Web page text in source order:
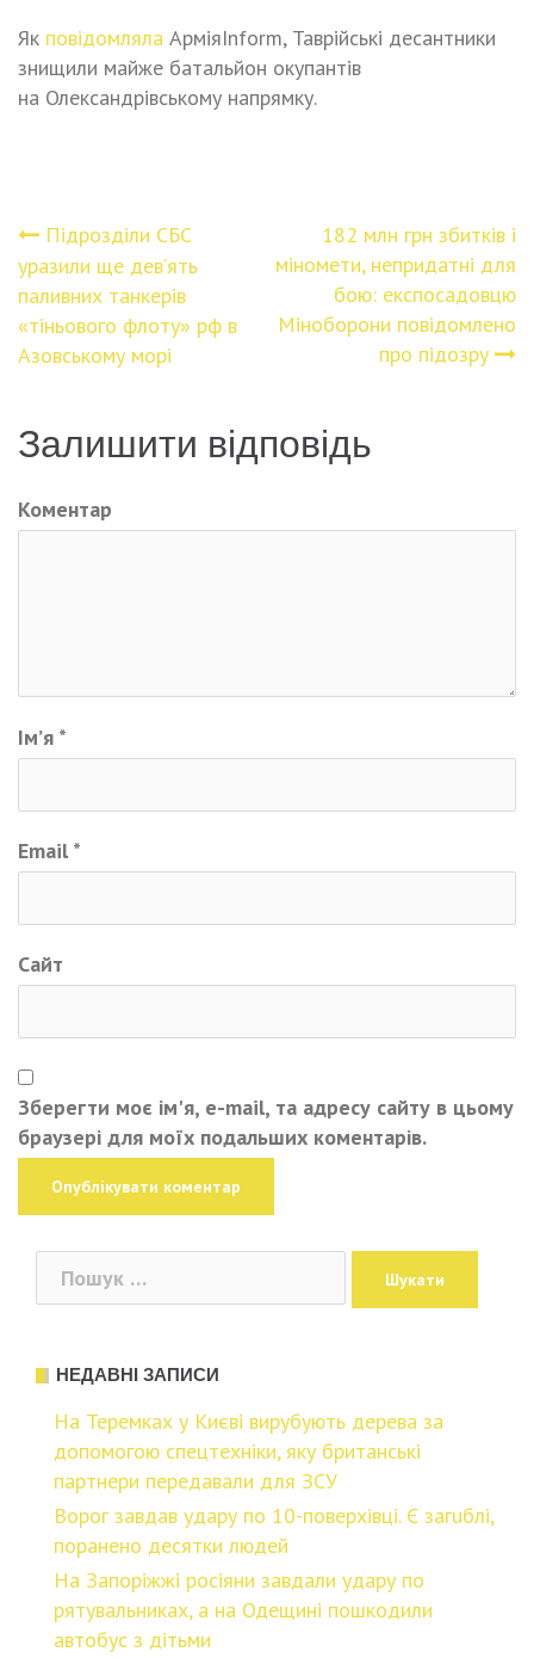
Як повідомляла АрміяInform, Таврійські десантники
знищили майже батальйон окупантів
на Олександрівському напрямку.
Навігація
записів
Підрозділи СБС
уразили ще дев’ять
паливних танкерів
«тіньового флоту» рф в
Азовському морі
182 млн грн збитків і
міномети, непридатні для
бою: експосадовцю
Міноборони повідомлено
про підозру
Залишити відповідь
Коментар
Ім’я *
Email *
Сайт
Зберегти моє ім'я, e-mail, та адресу сайту в цьому
браузері для моїх подальших коментарів.
Пошук:
НЕДАВНІ ЗАПИСИ
На Теремках у Києві вирубують дерева за
допомогою спецтехніки, яку британські
партнери передавали для ЗСУ
Воpог завдав удaру по 10-повepхівці. Є загuблі,
поpанено деcятки людей
На Запоріжжі росіяни завдали удару по
рятувальниках, а на Одещині пошкодили
автобус з дітьми